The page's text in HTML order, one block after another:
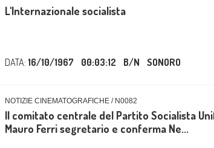
L'Internazionale socialista
DATA: 16/10/1967 00:03:12 B/N SONORO
NOTIZIE CINEMATOGRAFICHE / N0082
Il comitato centrale del Partito Socialista
Mauro Ferri segretario e conferma Ne...